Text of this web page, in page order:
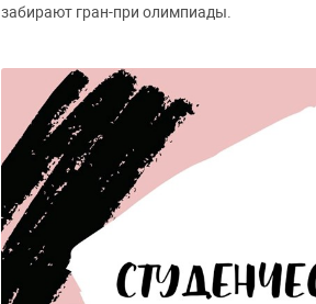
забирают гран-при олимпиады.